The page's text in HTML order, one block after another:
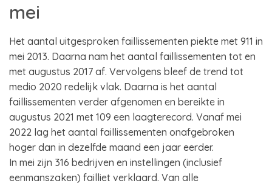
mei
Het aantal uitgesproken faillissementen piekte met 911 in
mei 2013. Daarna nam het aantal faillissementen tot en
met augustus 2017 af. Vervolgens bleef de trend tot
medio 2020 redelijk vlak. Daarna is het aantal
faillissementen verder afgenomen en bereikte in
augustus 2021 met 109 een laagterecord. Vanaf mei
2022 lag het aantal faillissementen onafgebroken
hoger dan in dezelfde maand een jaar eerder.
In mei zijn 316 bedrijven en instellingen (inclusief
eenmanszaken) failliet verklaard. Van alle